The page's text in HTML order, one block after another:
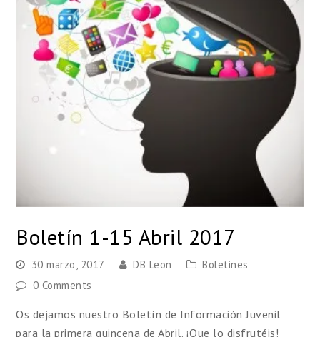
Boletín 1-15 Abril 2017
30 marzo, 2017 DB Leon
Boletines
0 Comments
Os dejamos nuestro Boletín de Información Juvenil
para la primera quincena de Abril. ¡Que lo disfrutéis!